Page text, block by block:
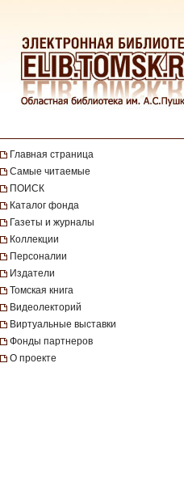
Главная страница
Самые читаемые
ПОИСК
Каталог фонда
Газеты и журналы
Коллекции
Персоналии
Издатели
Томская книга
Видеолекторий
Виртуальные выставки
Фонды партнеров
О проекте